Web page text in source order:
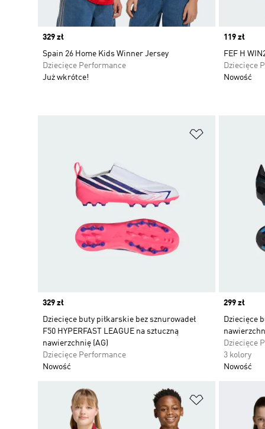
Price
329 zł
Spain 26 Home Kids Winner Jersey
Dziecięce Performance
Już wkrótce!
Price
119 zł
FEF H
Dziecięce
Nowość
Price
329 zł
Dziecięce buty piłkarskie bez sznurowadeł
F50 HYPERFAST LEAGUE na sztuczną
nawierzchnię (AG)
Dziecięce Performance
Nowość
Price
299 zł
Dziecięce
Dziecięce
3 kolory
Nowość
Dodaj do listy